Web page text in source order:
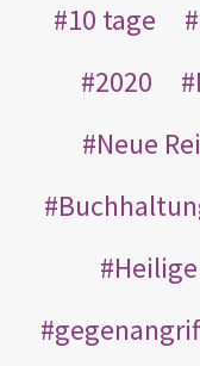
10 tage
2020
Neue